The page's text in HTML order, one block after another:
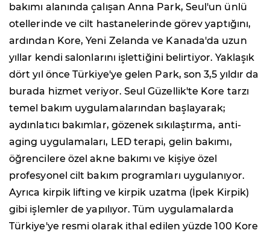
bakımı alanında çalışan Anna Park, Seul'un ünlü
otellerinde ve cilt hastanelerinde görev yaptığını,
ardından Kore, Yeni Zelanda ve Kanada'da uzun
yıllar kendi salonlarını işlettiğini belirtiyor. Yaklaşık
dört yıl önce Türkiye'ye gelen Park, son 3,5 yıldır da
burada hizmet veriyor. Seul Güzellik'te Kore tarzı
temel bakım uygulamalarından başlayarak;
aydınlatıcı bakımlar, gözenek sıkılaştırma, anti-
aging uygulamaları, LED terapi, gelin bakımı,
öğrencilere özel akne bakımı ve kişiye özel
profesyonel cilt bakım programları uygulanıyor.
Ayrıca kirpik lifting ve kirpik uzatma (İpek Kirpik)
gibi işlemler de yapılıyor. Tüm uygulamalarda
Türkiye'ye resmi olarak ithal edilen yüzde 100 Kore